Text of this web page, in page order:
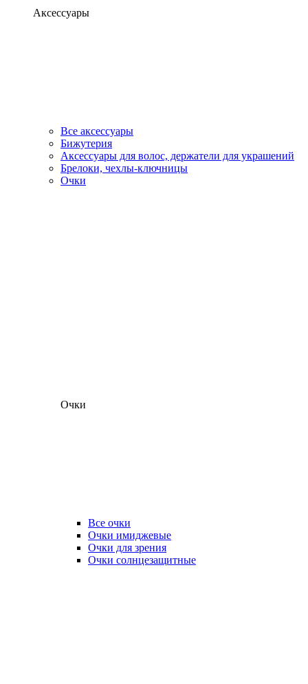
Аксессуары
Все аксессуары
Бижутерия
Аксессуары для волос, держатели для украшений
Брелоки, чехлы-ключницы
Очки
Очки
Все очки
Очки имиджевые
Очки для зрения
Очки солнцезащитные